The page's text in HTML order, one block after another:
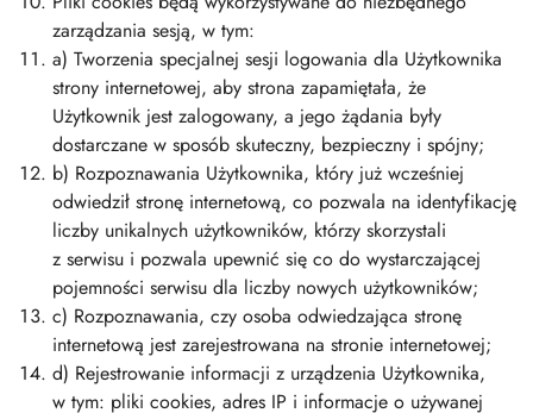
zarządzania sesją, w tym:
a) Tworzenia specjalnej sesji logowania dla Użytkownika
strony internetowej, aby strona zapamiętała, że
Użytkownik jest zalogowany, a jego żądania były
dostarczane w sposób skuteczny, bezpieczny i spójny;
b) Rozpoznawania Użytkownika, który już wcześniej
odwiedził stronę internetową, co pozwala na identyfikację
liczby unikalnych użytkowników, którzy skorzystali
z serwisu i pozwala upewnić się co do wystarczającej
pojemności serwisu dla liczby nowych użytkowników;
c) Rozpoznawania, czy osoba odwiedzająca stronę
internetową jest zarejestrowana na stronie internetowej;
d) Rejestrowanie informacji z urządzenia Użytkownika,
w tym: pliki cookies, adres IP i informacje o używanej